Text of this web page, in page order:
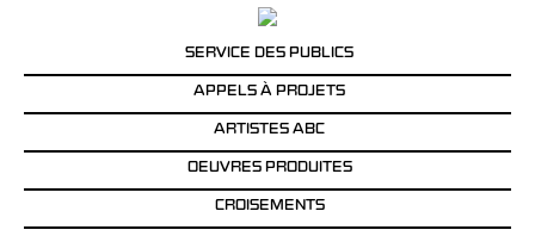
SERVICE DES PUBLICS
APPELS À PROJETS
ARTISTES ABC
OEUVRES PRODUITES
CROISEMENTS